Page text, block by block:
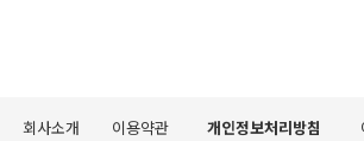
회사소개 이용약관 개인정보처리방침